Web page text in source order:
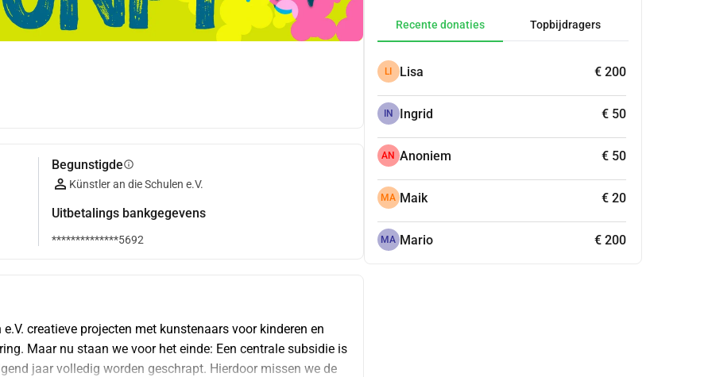
Begunstigdeinfo
Künstler an die Schulen e.V.
Uitbetalings bankgegevens
**************5692
creatieve projecten met kunstenaars voor kinderen en
Maar nu staan we voor het einde: Een centrale subsidie is
jaar volledig worden geschrapt. Hierdoor missen we de
Recente donaties Topbijdragers
LI Lisa € 200
IN Ingrid € 50
AN Anoniem € 50
MA Maik € 20
MA Mario € 200